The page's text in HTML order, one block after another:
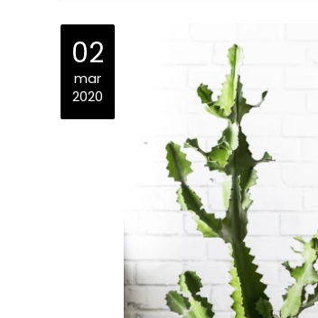
02
mar
2020